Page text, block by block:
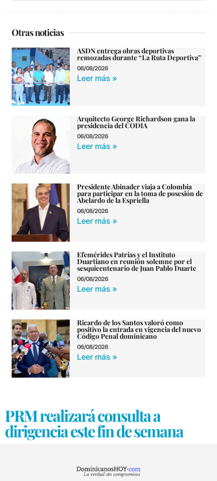
Otras noticias
ASDN entrega obras deportivas
remozadas durante “La Ruta Deportiva”
06/08/2026
Leer más »
Arquitecto George Richardson gana la
presidencia del CODIA
06/08/2026
Leer más »
Presidente Abinader viaja a Colombia
para participar en la toma de posesión de
Abelardo de la Espriella
06/08/2026
Leer más »
Efemérides Patrias y el Instituto
Duartiano en reunión solemne por el
sesquicentenario de Juan Pablo Duarte
06/08/2026
Leer más »
Ricardo de los Santos valoró como
positivo la entrada en vigencia del nuevo
Código Penal dominicano
06/08/2026
Leer más »
PRM realizará consulta a
dirigencia este fin de semana